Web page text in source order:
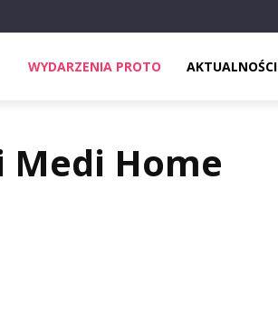
WYDARZENIA PROTO AKTUALNOŚCI
Home